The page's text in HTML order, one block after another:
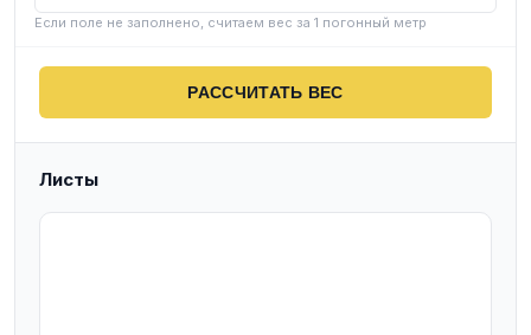
Если поле не заполнено, считаем вес за 1 погонный метр
РАССЧИТАТЬ ВЕС
Листы